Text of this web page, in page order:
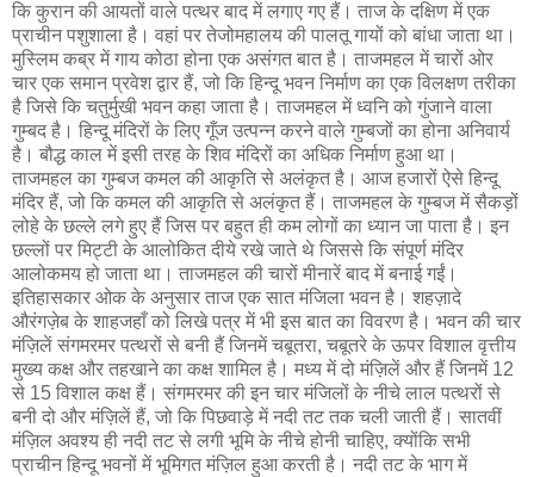
कि कुरान की आयतों वाले पत्थर बाद में लगाए गए हैं। ताज के दक्षिण में एक
प्राचीन पशुशाला है। वहां पर तेजोमहालय की पालतू गायों को बांधा जाता था।
मुस्लिम कब्र में गाय कोठा होना एक असंगत बात है। ताजमहल में चारों ओर
चार एक समान प्रवेश द्वार हैं, जो कि हिन्दू भवन निर्माण का एक विलक्षण तरीका
है जिसे कि चतुर्मुखी भवन कहा जाता है। ताजमहल में ध्वनि को गुंजाने वाला
गुम्बद है। हिन्दू मंदिरों के लिए गूँज उत्पन्न करने वाले गुम्बजों का होना अनिवार्य
है। बौद्ध काल में इसी तरह के शिव मंदिरों का अधिक निर्माण हुआ था।
ताजमहल का गुम्बज कमल की आकृति से अलंकृत है। आज हजारों ऐसे हिन्दू
मंदिर हैं, जो कि कमल की आकृति से अलंकृत हैं। ताजमहल के गुम्बज में सैकड़ों
लोहे के छल्ले लगे हुए हैं जिस पर बहुत ही कम लोगों का ध्यान जा पाता है। इन
छल्लों पर मिट्टी के आलोकित दीये रखे जाते थे जिससे कि संपूर्ण मंदिर
आलोकमय हो जाता था। ताजमहल की चारों मीनारें बाद में बनाई गईं।
इतिहासकार ओक के अनुसार ताज एक सात मंजिला भवन है। शहज़ादे
औरंगज़ेब के शाहजहाँ को लिखे पत्र में भी इस बात का विवरण है। भवन की चार
मंज़िलें संगमरमर पत्थरों से बनी हैं जिनमें चबूतरा, चबूतरे के ऊपर विशाल वृत्तीय
मुख्य कक्ष और तहखाने का कक्ष शामिल है। मध्य में दो मंज़िलें और हैं जिनमें 12
से 15 विशाल कक्ष हैं। संगमरमर की इन चार मंजिलों के नीचे लाल पत्थरों से
बनी दो और मंज़िलें हैं, जो कि पिछवाड़े में नदी तट तक चली जाती हैं। सातवीं
मंज़िल अवश्य ही नदी तट से लगी भूमि के नीचे होनी चाहिए, क्योंकि सभी
प्राचीन हिन्दू भवनों में भूमिगत मंज़िल हुआ करती है। नदी तट के भाग में